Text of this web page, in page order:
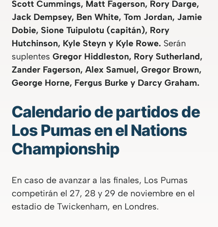
Scott Cummings, Matt Fagerson, Rory Darge,
Jack Dempsey, Ben White, Tom Jordan, Jamie
Dobie, Sione Tuipulotu (capitán), Rory
Hutchinson, Kyle Steyn y Kyle Rowe. Serán
suplentes Gregor Hiddleston, Rory Sutherland,
Zander Fagerson, Alex Samuel, Gregor Brown,
George Horne, Fergus Burke y Darcy Graham.
Calendario de partidos de
Los Pumas en el Nations
Championship
En caso de avanzar a las finales, Los Pumas
competirán el 27, 28 y 29 de noviembre en el
estadio de Twickenham, en Londres.